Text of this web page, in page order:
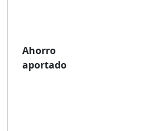
Ahorro
aportado